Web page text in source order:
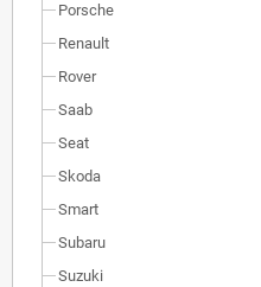
Porsche
Renault
Rover
Saab
Seat
Skoda
Smart
Subaru
Suzuki